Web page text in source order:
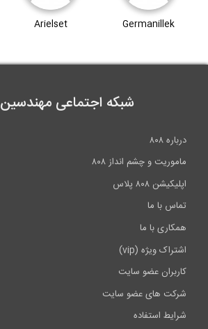
Germanillek
Arielset
شبکه اجتماعی مهندسین 808
درباره ۸۰۸
ماموریت و چشم انداز ۸۰۸
اپلیکیشن ۸۰۸ پلاس
تماس با ما
همکاری با ما
اشتراک ویژه (vip)
کاربران عضو سایت
شرکت های عضو سایت
شرایط استفاده